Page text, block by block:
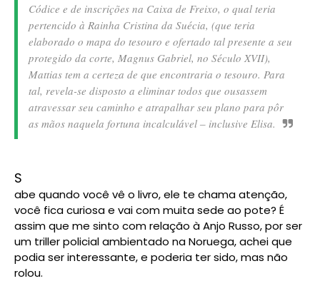
Códice e de inscrições na Caixa de Freixo, o qual teria
pertencido à Rainha Cristina da Suécia, (que teria
elaborado o mapa do tesouro e ofertado tal presente a seu
protegido da corte, Magnus Gabriel, no Século XVII),
Mattias tem a certeza de que encontraria o tesouro. Para
tal, revela-se disposto a eliminar todos que ousassem
atravessar seu caminho e atrapalhar seu plano para pôr
as mãos naquela fortuna incalculável ‒ inclusive Elisa.
S
abe quando você vê o livro, ele te chama atenção,
você fica curiosa e vai com muita sede ao pote? É
assim que me sinto com relação à Anjo Russo, por ser
um triller policial ambientado na Noruega, achei que
podia ser interessante, e poderia ter sido, mas não
rolou.